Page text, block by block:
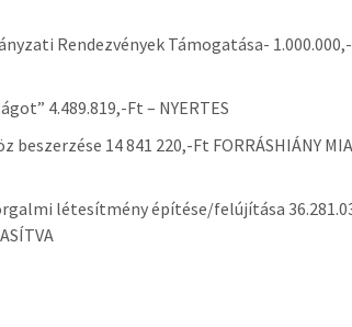
Rendezvények Támogatása-
4.489.819,-Ft – NYERTES
beszerzése 14 841 220,-Ft FORRÁSHIÁNY
létesítmény építése/felújítása